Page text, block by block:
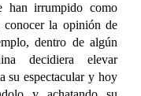
han irrumpido como
conocer la opinión de
dentro de algún
decidiera elevar
su espectacular y hoy